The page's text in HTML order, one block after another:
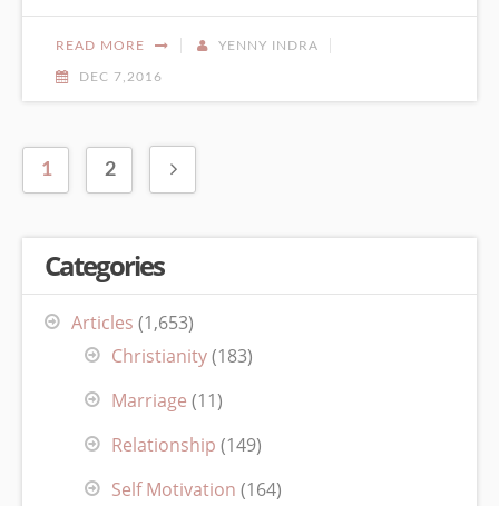
READ MORE YENNY INDRA
DEC 7,2016
1 2
Categories
Articles (1,653)
Christianity(183)
Marriage (11)
Relationship (149)
Self Motivation (164)